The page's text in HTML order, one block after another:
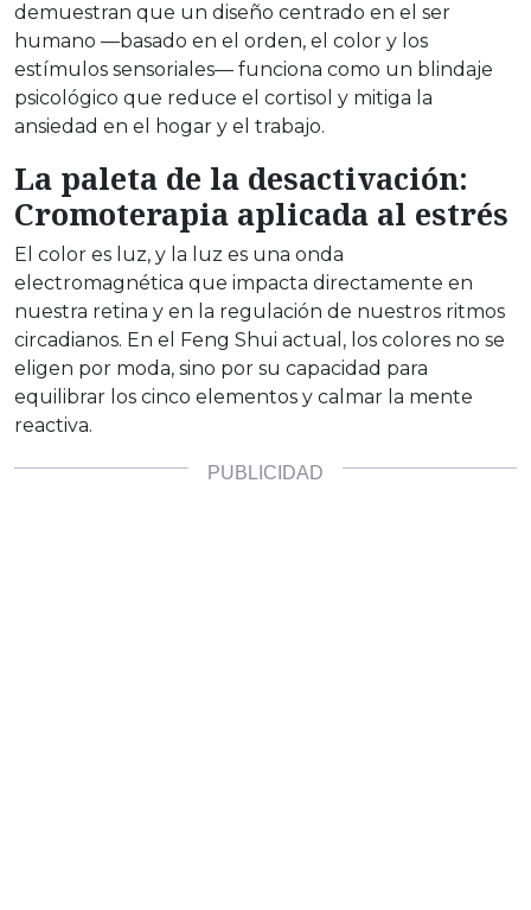
demuestran que un diseño centrado en el ser
humano —basado en el orden, el color y los
estímulos sensoriales— funciona como un blindaje
psicológico que reduce el cortisol y mitiga la
ansiedad en el hogar y el trabajo.
La paleta de la desactivación:
Cromoterapia aplicada al estrés
El color es luz, y la luz es una onda
electromagnética que impacta directamente en
nuestra retina y en la regulación de nuestros ritmos
circadianos. En el Feng Shui actual, los colores no se
eligen por moda, sino por su capacidad para
equilibrar los cinco elementos y calmar la mente
reactiva.